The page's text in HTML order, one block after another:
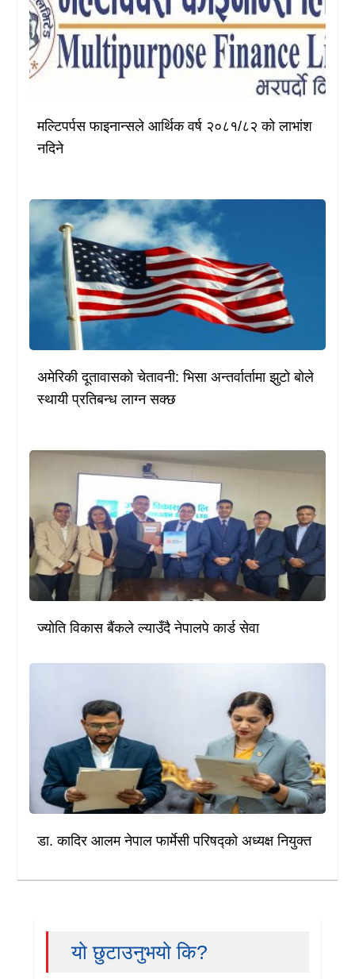
मल्टिपर्पस फाइनान्सले आर्थिक वर्ष २०८१/८२ को लाभांश
नदिने
अमेरिकी दूतावासको चेतावनी: भिसा अन्तर्वार्तामा झुटो बोले
स्थायी प्रतिबन्ध लाग्न सक्छ
ज्योति विकास बैंकले ल्याउँदै नेपालपे कार्ड सेवा
डा. कादिर आलम नेपाल फार्मेसी परिषद्को अध्यक्ष नियुक्त
यो छुटाउनुभयो कि?